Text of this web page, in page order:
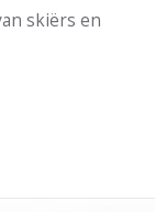
skiërs en